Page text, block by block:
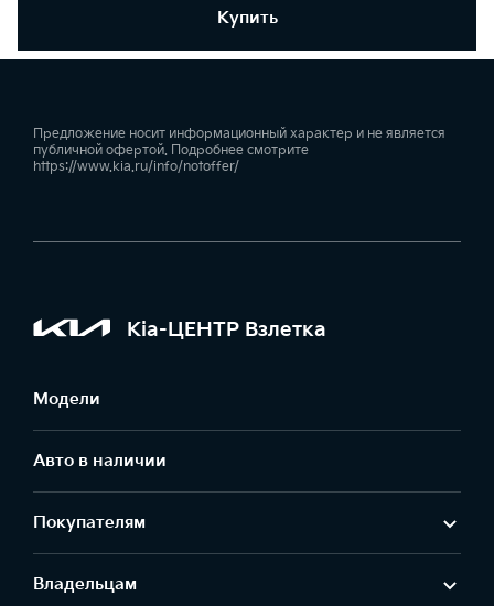
Купить
Предложение носит информационный характер и не является
публичной офертой. Подробнее смотрите
https://www.kia.ru/info/notoffer/
Kia-ЦЕНТР Взлетка
Модели
Авто в наличии
Покупателям
Владельцам